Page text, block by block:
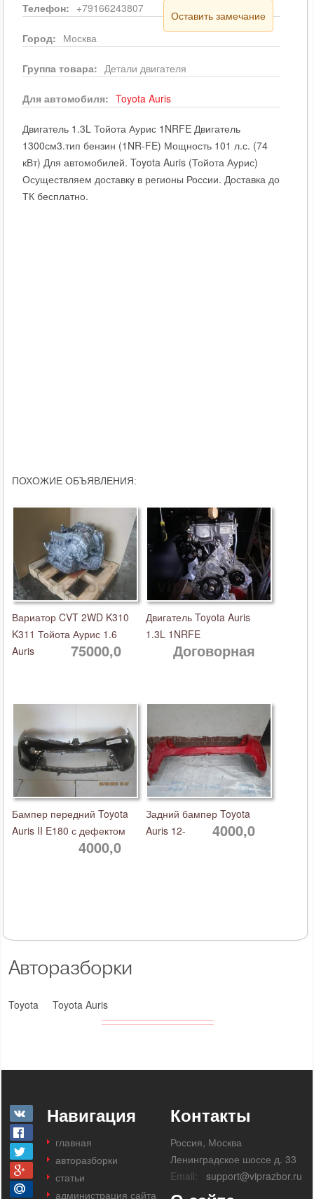
Авторазборки
Toyota Toyota Auris
Телефон: +79166243807
Оставить замечание
Город: Москва
Группа товара: Детали двигателя
Для автомобиля: Toyota Auris
Двигатель 1.3L Тойота Аурис 1NRFE Двигатель
1300см3.тип бензин (1NR-FE) Мощность 101 л.с. (74
кВт) Для автомобилей. Toyota Auris (Тойота Аурис)
Осуществляем доставку в регионы России. Доставка до
ТК бесплатно.
ПОХОЖИЕ ОБЪЯВЛЕНИЯ:
Вариатор CVT 2WD K310
K311 Тойота Аурис 1.6
Auris
75000,0
Двигатель Toyota Auris
1.3L 1NRFE
Договорная
Бампер передний Toyota
Auris II E180 с дефектом
4000,0
Задний бампер Toyota
Auris 12-
4000,0
Навигация
главная
авторазборки
статьи
администрация сайта
Контакты
Россия, Москва
Ленинградское шоссе д. 33
Email:
support@viprazbor.ru